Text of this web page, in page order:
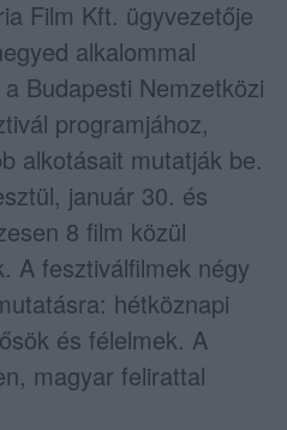
Film Kft. ügyvezetője
alkalommal
Budapesti Nemzetközi
programjához,
alkotásait mutatják be.
január 30. és
8 film közül
A fesztiválfilmek négy
hétköznapi
és félelmek. A
magyar felirattal